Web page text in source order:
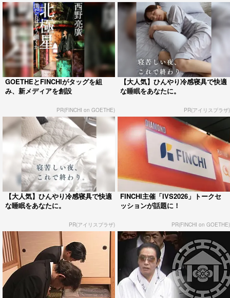
GOETHEとFINCHIがタッグを組
み、新メディアを創設
PR(FINCHI on GOETHE)
【大人気】ひんやり冷感寝具で快適
な睡眠をあなたに。
PR(アイリスプラザ)
【大人気】ひんやり冷感寝具で快適
な睡眠をあなたに。
PR(アイリスプラザ)
FINCHI主催「IVS2026」トークセ
ッションが話題に！
PR(FINCHI on GOETHE)